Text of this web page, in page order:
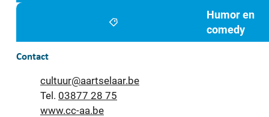
Humor en
comedy
Contact
E-mailcultuur@aartselaar.be
03877 28 75
Websitewww.cc-aa.be